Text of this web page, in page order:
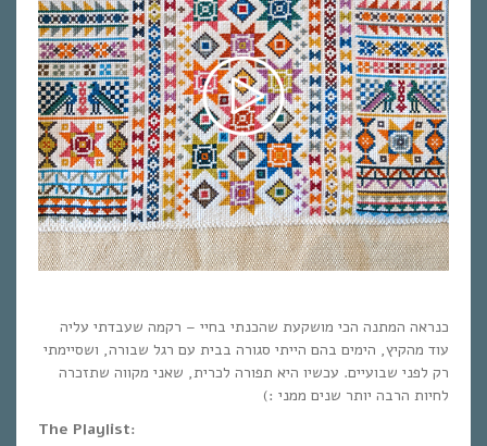
כנראה המתנה הכי מושקעת שהכנתי בחיי – רקמה שעבדתי עליה
עוד מהקיץ, הימים בהם הייתי סגורה בבית עם רגל שבורה, ושסיימתי
רק לפני שבועיים. עכשיו היא תפורה לכרית, שאני מקווה שתזכרה
לחיות הרבה יותר שנים ממני :)
The Playlist: